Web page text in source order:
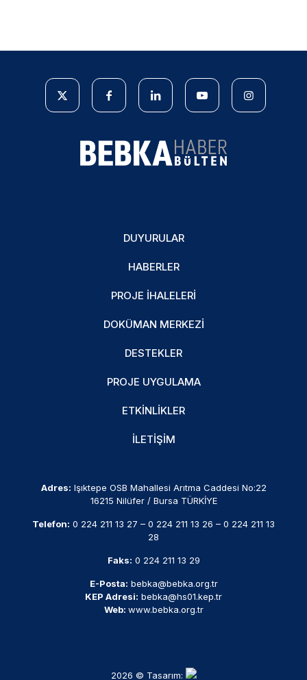
DUYURULAR
HABERLER
PROJE İHALELERI
DOKÜMAN MERKEZI
DESTEKLER
PROJE UYGULAMA
ETKINLIKLER
İLETIŞIM
Adres: Işıktepe OSB Mahallesi Arıtma Caddesi No:22
16215 Nilüfer / Bursa TÜRKİYE
Telefon: 0 224 211 13 27 – 0 224 211 13 26 – 0 224 211 13
28
Faks: 0 224 211 13 29
E-Posta: bebka@bebka.org.tr
KEP Adresi: bebka@hs01.kep.tr
Web: www.bebka.org.tr
2026 © Tasarım: